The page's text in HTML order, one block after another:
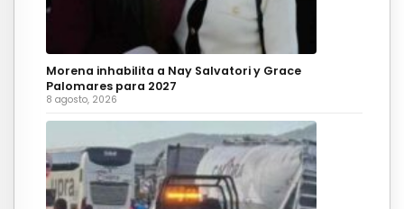
Morena inhabilita a Nay Salvatori y Grace
Palomares para 2027
8 agosto, 2026